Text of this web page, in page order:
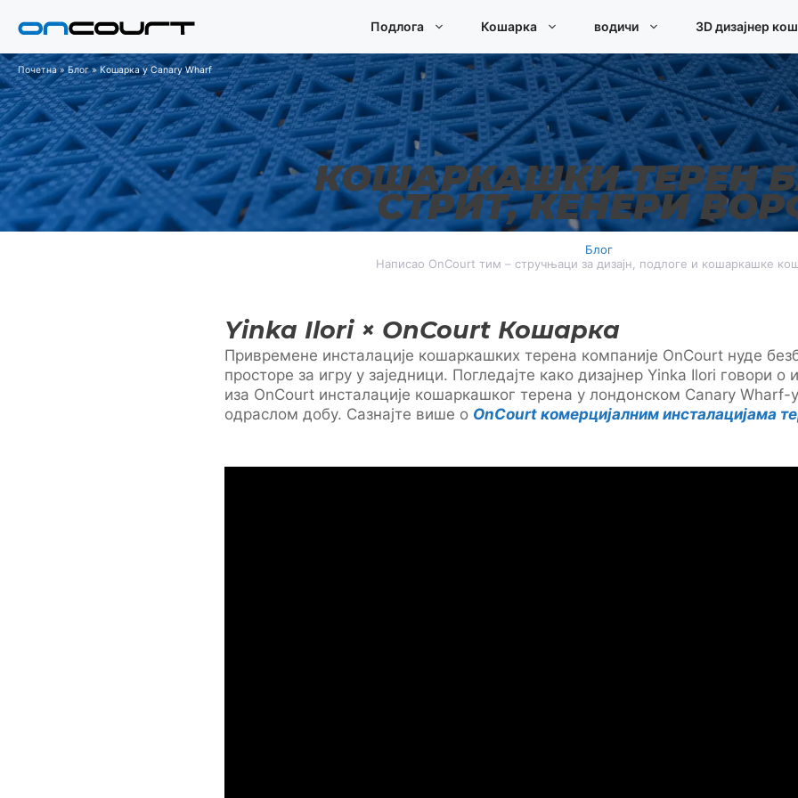
Подлога Кошарка водичи 3D дизајнер
Почетна»Блог»Кошарка у Canary Wharf
КОШАРКАШКИ ТЕРЕН
СТРИТ, КЕНЕРИ
Блог
Написао OnCourt тим – стручњаци за дизајн, подлоге и кошаркашке
Yinka Ilori × OnCourt Кошарка
Привремене инсталације кошаркашких терена компаније OnCourt нуде
просторе за игру у заједници. Погледајте како дизајнер Yinka Ilori говори о
иза OnCourt инсталације кошаркашког терена у лондонском Canary Wharf-
одраслом добу. Сазнајте више о OnCourt комерцијалним инсталацијама